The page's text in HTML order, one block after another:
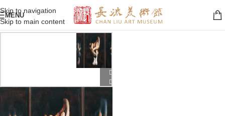
Skip to navigation
Skip to main content
MENU